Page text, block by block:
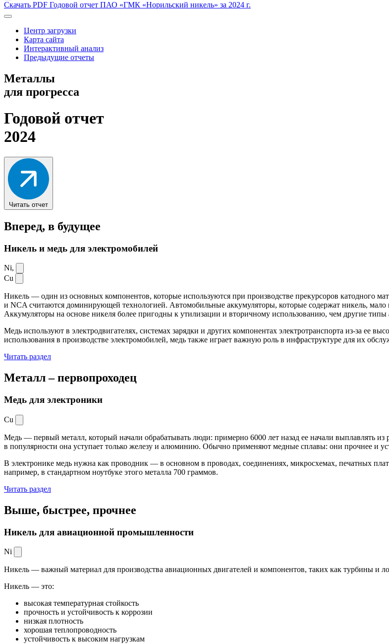
Скачать PDF Годовой отчет ПАО «ГМК «Норильский никель» за 2024 г.
Центр загрузки
Карта сайта
Интерактивный анализ
Предыдущие отчеты
Металлы
для прогресса
Годовой отчет
2024
Читать отчет
Вперед, в будущее
Никель и медь для электромобилей
Ni,
Cu
Никель — один из основных компонентов, которые используются при производстве прекурсоров катодного
и NCA считаются доминирующей технологией. Автомобильные аккумуляторы, которые содержат никель, мало
Аккумуляторы на основе никеля более пригодны к утилизации и вторичному использованию, чем другие типы
Медь используют в электродвигателях, системах зарядки и других компонентах электротранспорта из-за ее
использования в производстве электромобилей, медь также играет важную роль в инфраструктуре для их
Читать раздел
Металл –первопроходец
Медь для электроники
Cu
Медь — первый металл, который начали обрабатывать люди: примерно 6000 лет назад ее начали выплавлять
в популярности она уступает только железу и алюминию. Обычно применяют медные сплавы: они прочнее и
В электронике медь нужна как проводник — в основном в проводах, соединениях, микросхемах, печатных
например, в стандартном ноутбуке этого металла 700 граммов.
Читать раздел
Выше, быстрее, прочнее
Никель для авиационной промышленности
Ni
Никель — важный материал для производства авиационных двигателей и компонентов, таких как турбины и
Никель — это:
высокая температурная стойкость
прочность и устойчивость к коррозии
низкая плотность
хорошая теплопроводность
устойчивость к высоким нагрузкам